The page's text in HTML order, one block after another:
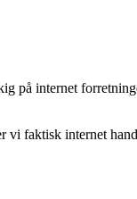
på internet
faktisk internet